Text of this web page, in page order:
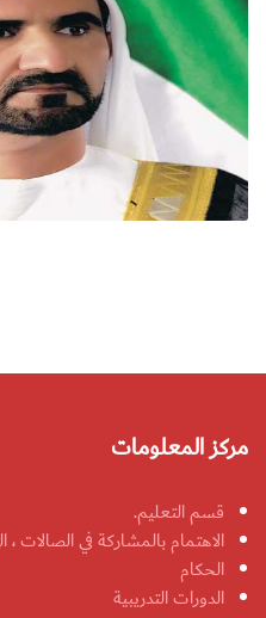
مركز المعلومات
قسم التعليم.
الاهتمام بالمشاركة في الصالات ،
الحكام
الدورات التدريبية